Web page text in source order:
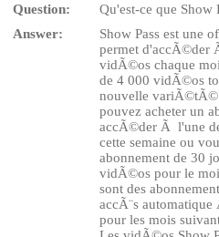
Question:
Qu'est-ce que Show
Answer:
Show Pass est une
permet d'accÃ©der
vidÃ©os chaque
de 4 000 vidÃ©os
nouvelle variÃ©tÃ©
pouvez acheter un
accÃ©der Ã l'une
cette semaine ou
abonnement de 30
vidÃ©os pour le
sont des
accÃ¨s
pour les mois
LIMITED